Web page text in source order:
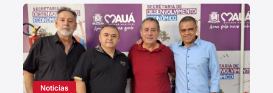
Notícias